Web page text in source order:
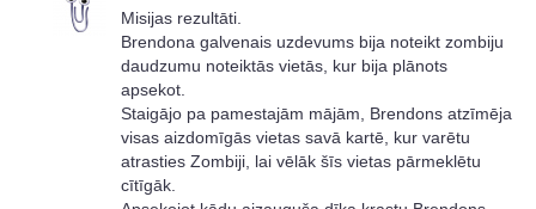
Misijas rezultāti.
Brendona galvenais uzdevums bija noteikt zombiju
daudzumu noteiktās vietās, kur bija plānots
apsekot.
Staigājo pa pamestajām mājām, Brendons atzīmēja
visas aizdomīgās vietas savā kartē, kur varētu
atrasties Zombiji, lai vēlāk šīs vietas pārmeklētu
cītīgāk.